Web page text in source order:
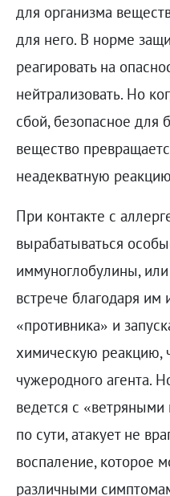
для организма
для него. В норме
реагировать на
нейтрализовать. Но
сбой, безопасное для
вещество
неадекватную
При контакте с
вырабатываться
иммуноглобулины,
встрече благодаря им
«противника» и
химическую реакцию,
чужеродного агента.
ведется с
по сути, атакует не
воспаление, которое
различными